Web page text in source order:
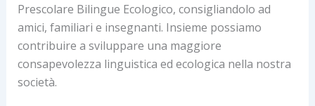
Prescolare Bilingue Ecologico, consigliandolo ad
amici, familiari e insegnanti. Insieme possiamo
contribuire a sviluppare una maggiore
consapevolezza linguistica ed ecologica nella nostra
società.